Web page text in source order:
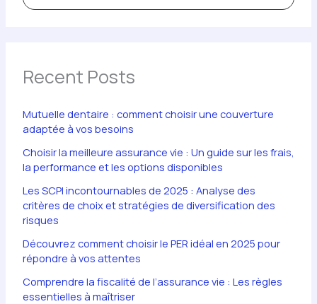
Recent Posts
Mutuelle dentaire : comment choisir une couverture
adaptée à vos besoins
Choisir la meilleure assurance vie : Un guide sur les frais,
la performance et les options disponibles
Les SCPI incontournables de 2025 : Analyse des
critères de choix et stratégies de diversification des
risques
Découvrez comment choisir le PER idéal en 2025 pour
répondre à vos attentes
Comprendre la fiscalité de l’assurance vie : Les règles
essentielles à maîtriser